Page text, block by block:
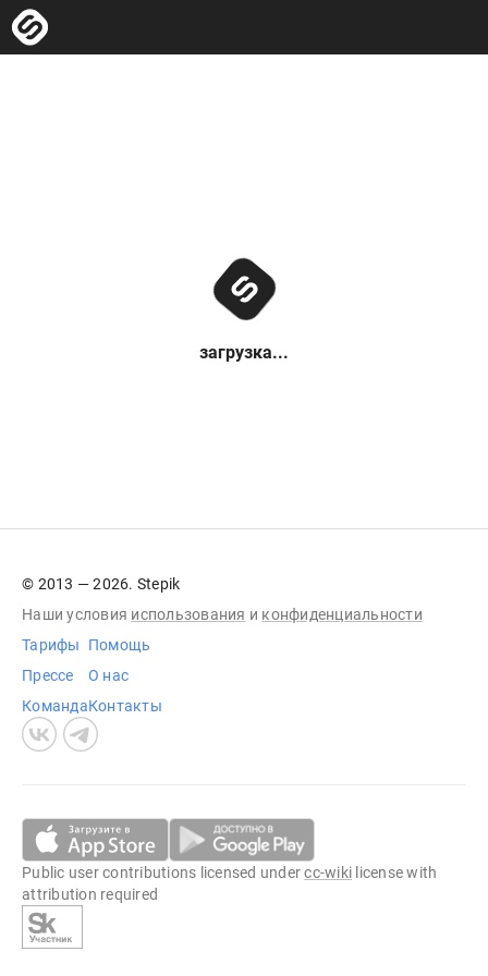
загрузка...
© 2013 — 2026. Stepik
Наши условия использования и конфиденциальности
Тарифы
Прессе
Команда
Помощь
О нас
Контакты
Public user contributions licensed undercc-wiki license with
attribution required